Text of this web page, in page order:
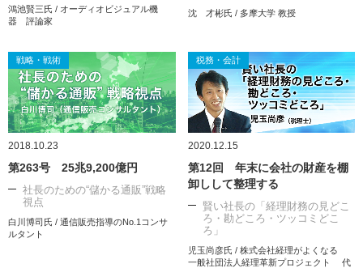
鴻池賢三氏 / オーディオビジュアル機
器 評論家
沈 才彬氏 / 多摩大学 教授
戦略・戦術
2018.10.23
第263号 25兆9,200億円
社長のための“儲かる通販”戦略
視点
白川博司氏 / 通信販売指導のNo.1コンサ
ルタント
税務・会計
2020.12.15
第12回 年末に会社の財産を棚
卸しして整理する
賢い社長の「経理財務の見どこ
ろ・勘どころ・ツッコミどこ
ろ」
児玉尚彦氏 / 株式会社経理がよくなる
一般社団法人経理革新プロジェクト 代